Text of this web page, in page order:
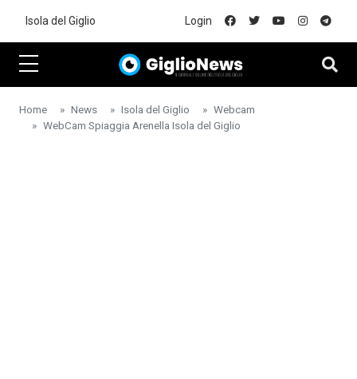
Isola del Giglio Login
Home News Isola del Giglio
Webcam
WebCam Spiaggia Arenella Isola del Giglio